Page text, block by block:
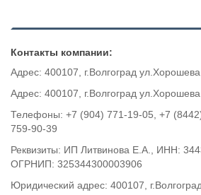
Контакты компании:
Адрес: 400107, г.Волгоград
Адрес: 400107, г.Волгоград
Телефоны: +7 (904) 771-19-05, +7
759-90-39
Реквизиты: ИП Литвинова Е.А., ИНН:
ОГРНИП: 325344300003906
Юридический адрес: 400107,